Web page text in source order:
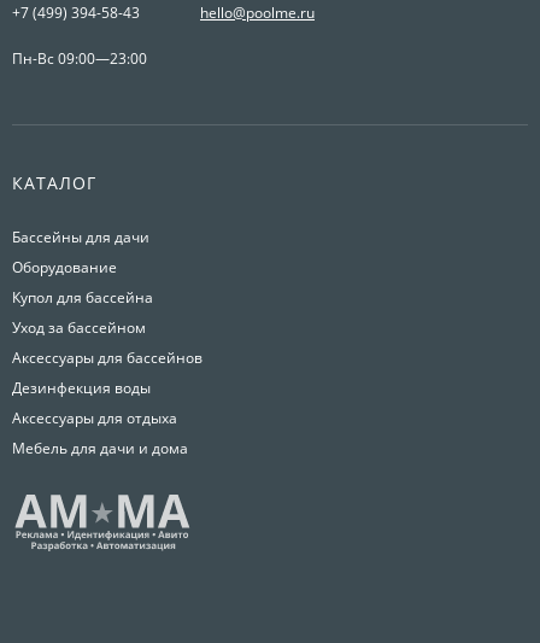
+7 (499) 394-58-43 hello@poolme.ru
Пн-Вс 09:00—23:00
КАТАЛОГ
Бассейны для дачи
Оборудование
Купол для бассейна
Уход за бассейном
Аксессуары для бассейнов
Дезинфекция воды
Аксессуары для отдыха
Мебель для дачи и дома